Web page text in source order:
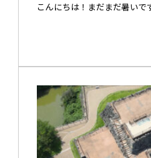
こんにちは！まだまだ暑い